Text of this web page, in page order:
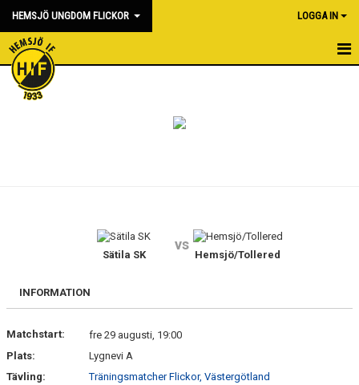
HEMSJÖ UNGDOM FLICKOR LOGGA IN
HEM
KONTAKT
Sätila SK
vs
Hemsjö/Tollered
INFORMATION
Matchstart:
fre 29 augusti, 19:00
Plats:
Lygnevi A
Tävling:
Träningsmatcher Flickor, Västergötland